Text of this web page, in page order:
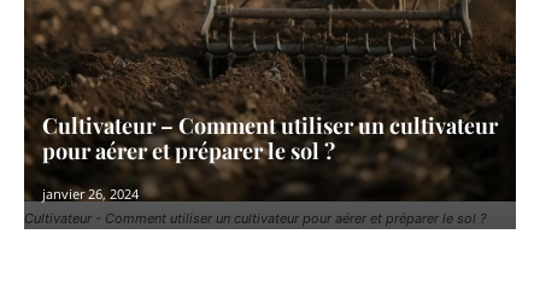
Cultivateur - Comment utiliser un cultivateur pour aérer et préparer le sol ?
Cultivateur – Comment utiliser un cultivateur
pour aérer et préparer le sol ?
janvier 26, 2024